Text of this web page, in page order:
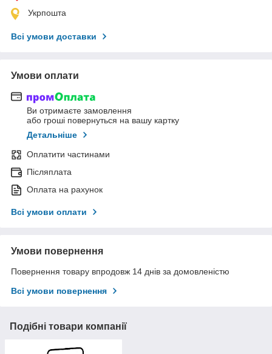
Укрпошта
Всі умови доставки
Умови оплати
Ви отримаєте замовлення
або гроші повернуться на вашу картку
Детальніше
Оплатити частинами
Післяплата
Оплата на рахунок
Всі умови оплати
Умови повернення
Повернення товару впродовж 14 днів за домовленістю
Всі умови повернення
Подібні товари компанії